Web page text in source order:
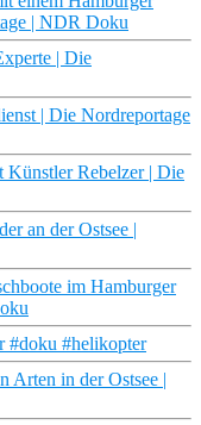
| NDR Doku
| Die
| Die Nordreportage
Künstler Rebelzer | Die
an der Ostsee |
im Hamburger
#doku #helikopter
Arten in der Ostsee |